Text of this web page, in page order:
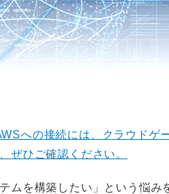
への接続には、クラウドゲ
ぜひご確認ください。
ムを構築したい」という悩み